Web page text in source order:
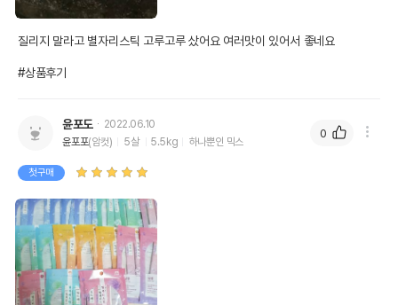
질리지 말라고 별자리스틱 고루고루 샀어요 여러맛이 있어서 좋네요
#상품후기
윤포도
2022.06.10
윤포포(암컷) 5살 5.5kg 하나뿐인 믹스
첫구매
0